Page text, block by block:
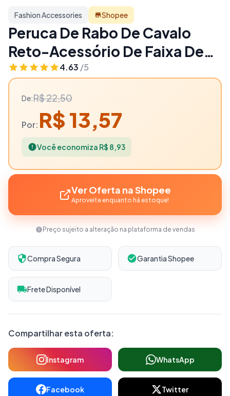
Fashion Accessories Shopee
Peruca De Rabo De Cavalo
Reto-Acessório De Faixa De
Couro Para Estilos Duplos -
40% OFF | Fashion
Accessories
4.63 /5
De:R$ 22,50
Por: R$ 13,57
Você economiza R$ 8,93
Ver Oferta na Shopee
Aproveite enquanto há estoque!
Preço sujeito a alteração na plataforma de vendas
Compra Segura Garantia Shopee
Frete Disponível
Compartilhar esta oferta:
Instagram WhatsApp
Facebook Twitter